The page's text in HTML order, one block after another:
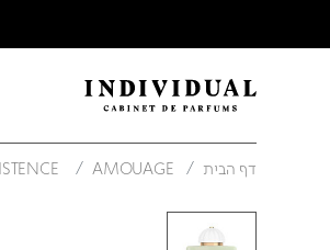
דף הבית AMOUAGE